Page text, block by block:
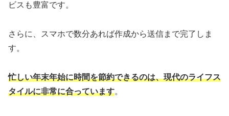
ビスも豊富です。
さらに、スマホで数分あれば作成から送信まで完了しま
す。
忙しい年末年始に時間を節約できるのは、現代のライフス
タイルに非常に合っています。